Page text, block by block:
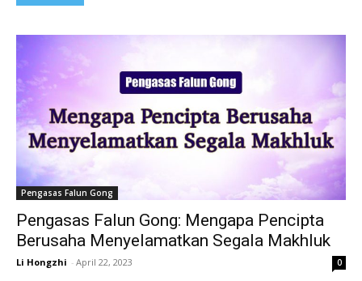
Pengasas Falun Gong
Pengasas Falun Gong: Mengapa Pencipta
Berusaha Menyelamatkan Segala Makhluk
Li Hongzhi - April 22, 2023 0